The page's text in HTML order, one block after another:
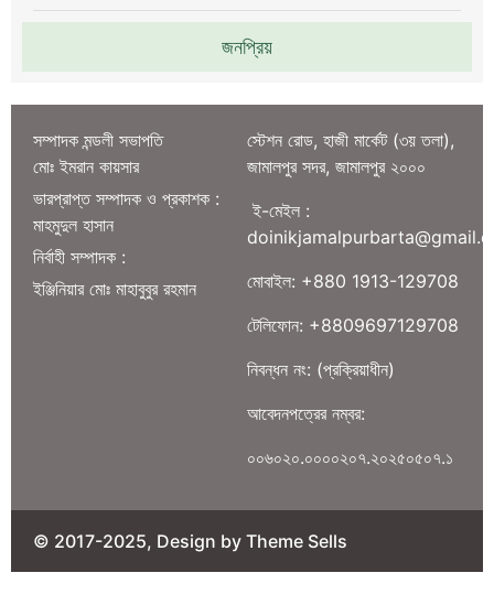
জনপ্রিয়
সম্পাদক মন্ডলী সভাপতি
মোঃ ইমরান কায়সার
ভারপ্রাপ্ত সম্পাদক ও প্রকাশক :
মাহমুদুল হাসান
নির্বাহী সম্পাদক :
ইঞ্জিনিয়ার মোঃ মাহাবুবুর রহমান
স্টেশন রোড, হাজী মার্কেট (৩য় তলা),
জামালপুর সদর, জামালপুর ২০০০
ই-মেইল :
মোবাইল: +880 1913-129708
টেলিফোন: +8809697129708
নিবন্ধন নং: (প্রক্রিয়াধীন)
আবেদনপত্রের নম্বর:
০০৬০২০.০০০০২০৭.২০২৫০৫০৭.১
© 2017-2025, Design by Theme Sells